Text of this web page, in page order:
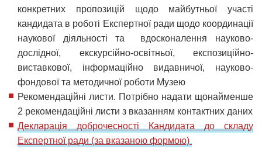
конкретних пропозицій щодо майбутньої участі
кандидата в роботі Експертної ради щодо координації
наукової діяльності та вдосконалення науково-
дослідної, екскурсійно-освітньої, експозиційно-
виставкової, інформаційно видавничої, науково-
фондової та методичної роботи Музею
Рекомендаційні листи. Потрібно надати щонайменше
2 рекомендаційні листи з вказанням контактних даних
Декларація доброчесності Кандидата до складу
Експертної ради (за вказаною формою)